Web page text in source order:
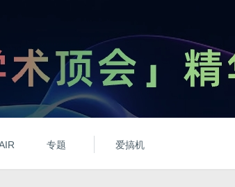
专题 爱搞机